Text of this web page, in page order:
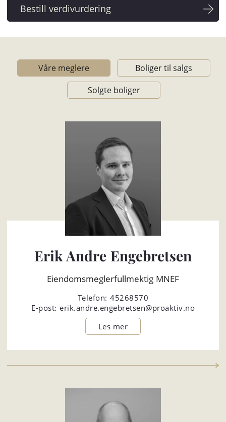
Våre meglere
Boliger til salgs
Solgte boliger
Erik Andre Engebretsen
Eiendomsmeglerfullmektig MNEF
Telefon:45268570
E-post: erik.andre.engebretsen@proaktiv.no